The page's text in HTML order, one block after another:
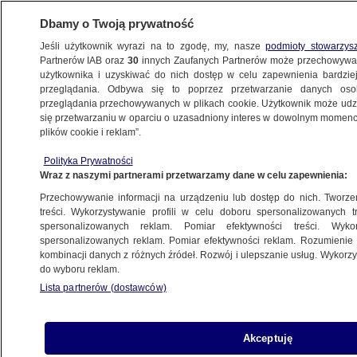
POLSKA
liderskiego, czyli tej pierwszej osoby"
10.12.2023, 11:00
Udostępnij
Dbamy o Twoją prywatność
Jeśli użytkownik wyrazi na to zgodę, my, naszepodmioty
Partnerów IAB oraz30 innych Zaufanych Partnerów może
użytkownika i uzyskiwać do nich dostęp w celu zapewnienia
przeglądania. Odbywa się to poprzez przetwarzanie danych
przeglądania przechowywanych w plikach cookie. Użytkownik może
się przetwarzaniu w oparciu o uzasadniony interes w dowolnym
plików cookie i reklam”.
Polityka Prywatności
Wraz z naszymi partnerami przetwarzamy dane w celu zapewnienia:
Przechowywanie informacji na urządzeniu lub dostęp do nich.
treści. Wykorzystywanie profili w celu doboru spersonalizowanych
spersonalizowanych reklam. Pomiar efektywności treści.
spersonalizowanych reklam. Pomiar efektywności reklam.
kombinacji danych z różnych źródeł. Rozwój i ulepszanie usług.
do wyboru reklam.
Lista partnerów (dostawców)
Akceptuję